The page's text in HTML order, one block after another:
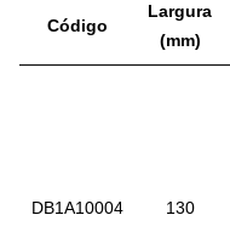
Código
Largura
(mm)
DB1A10004 130